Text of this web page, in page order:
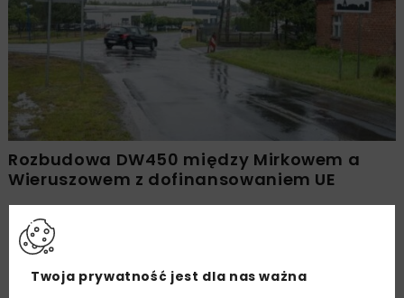
Rozbudowa DW450 między Mirkowem a
Wieruszowem z dofinansowaniem UE
Twoja prywatność jest dla nas ważna